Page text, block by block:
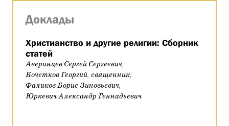
Доклады
Христианство и другие религии: Сборник
статей
Аверинцев Сергей Сергеевич,
Кочетков Георгий, священник,
Фаликов Борис Зиновьевич,
Юркевич Александр Геннадьевич